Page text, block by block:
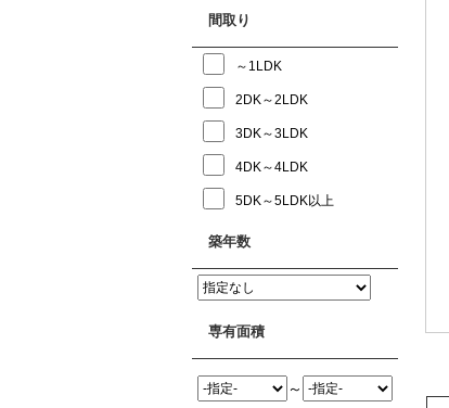
間取り
～1LDK
2DK～2LDK
3DK～3LDK
4DK～4LDK
5DK～5LDK以上
築年数
専有面積
～